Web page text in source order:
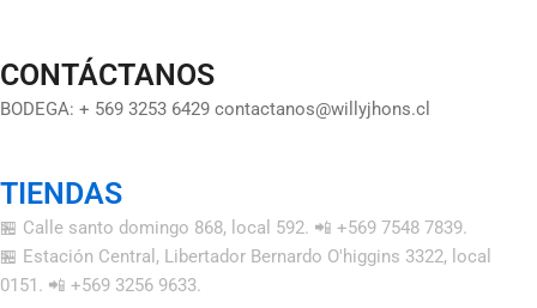
CONTÁCTANOS
BODEGA: + 569 3253 6429 contactanos@willyjhons.cl
TIENDAS
🏪 Calle santo domingo 868, local 592. 📲 +569 7548 7839.
🏪 Estación Central, Libertador Bernardo O'higgins 3322, local
0151. 📲 +569 3256 9633.